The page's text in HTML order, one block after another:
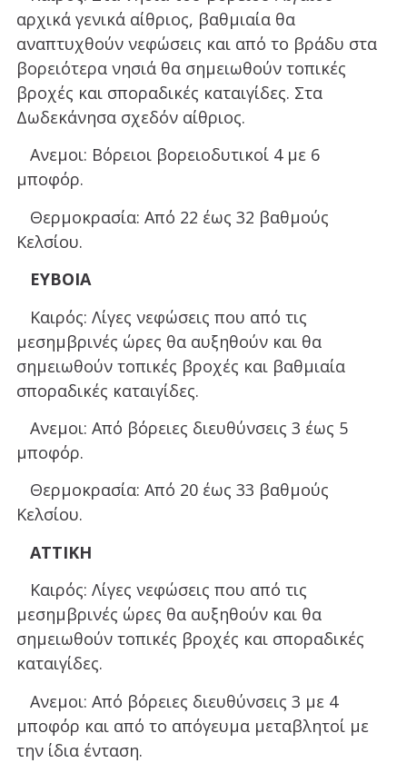
αρχικά γενικά αίθριος, βαθμιαία θα
αναπτυχθούν νεφώσεις και από το βράδυ στα
βορειότερα νησιά θα σημειωθούν τοπικές
βροχές και σποραδικές καταιγίδες. Στα
Δωδεκάνησα σχεδόν αίθριος.
Ανεμοι: Βόρειοι βορειοδυτικοί 4 με 6
μποφόρ.
Θερμοκρασία: Από 22 έως 32 βαθμούς
Κελσίου.
ΕΥΒΟΙΑ
Καιρός: Λίγες νεφώσεις που από τις
μεσημβρινές ώρες θα αυξηθούν και θα
σημειωθούν τοπικές βροχές και βαθμιαία
σποραδικές καταιγίδες.
Ανεμοι: Από βόρειες διευθύνσεις 3 έως 5
μποφόρ.
Θερμοκρασία: Από 20 έως 33 βαθμούς
Κελσίου.
ΑΤΤΙΚΗ
Καιρός: Λίγες νεφώσεις που από τις
μεσημβρινές ώρες θα αυξηθούν και θα
σημειωθούν τοπικές βροχές και σποραδικές
καταιγίδες.
Ανεμοι: Από βόρειες διευθύνσεις 3 με 4
μποφόρ και από το απόγευμα μεταβλητοί με
την ίδια ένταση.